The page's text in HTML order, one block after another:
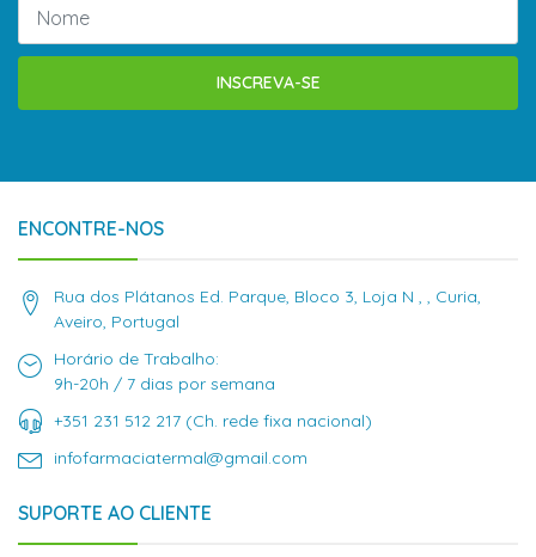
INSCREVA-SE
ENCONTRE-NOS
Rua dos Plátanos Ed. Parque, Bloco 3, Loja N , , Curia,
Aveiro, Portugal
Horário de Trabalho:
9h-20h / 7 dias por semana
+351 231 512 217 (Ch. rede fixa nacional)
infofarmaciatermal@gmail.com
SUPORTE AO CLIENTE